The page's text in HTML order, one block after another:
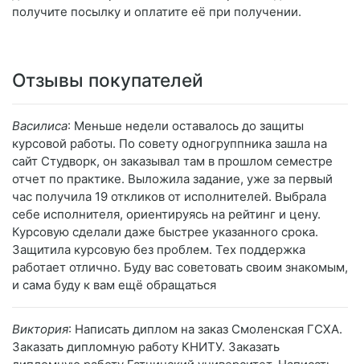
получите посылку и оплатите её при получении.
Отзывы покупателей
Василиса: Меньше недели оставалось до защиты
курсовой работы. По совету одногруппника зашла на
сайт Студворк, он заказывал там в прошлом семестре
отчет по практике. Выложила задание, уже за первый
час получила 19 откликов от исполнителей. Выбрала
себе исполнителя, ориентируясь на рейтинг и цену.
Курсовую сделали даже быстрее указанного срока.
Защитила курсовую без проблем. Тех поддержка
работает отлично. Буду вас советовать своим знакомым,
и сама буду к вам ещё обращаться
Виктория: Написать диплом на заказ Смоленская ГСХА.
Заказать дипломную работу КНИТУ. Заказать